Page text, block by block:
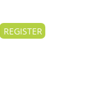
REGISTER